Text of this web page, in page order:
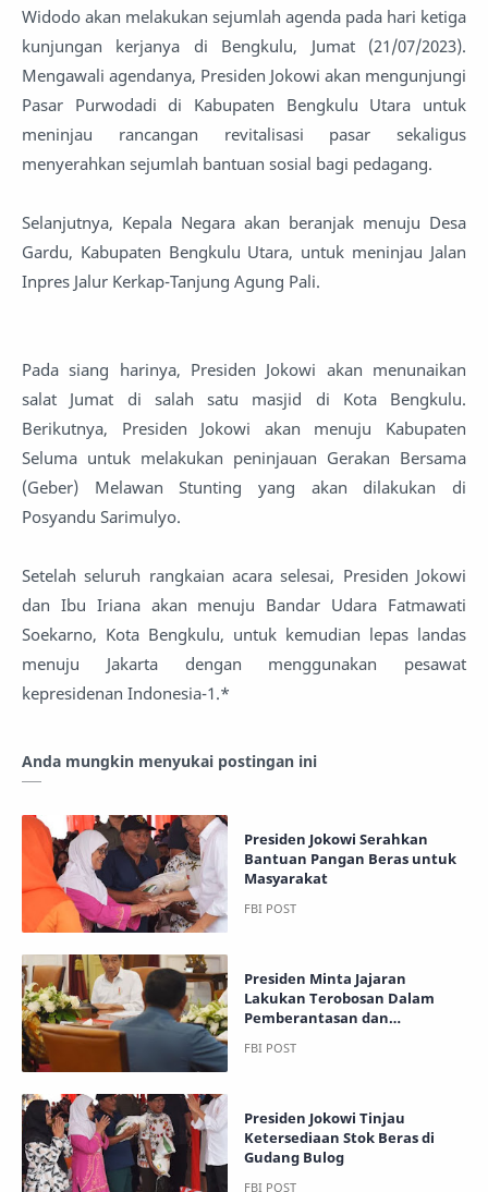
Widodo akan melakukan sejumlah agenda pada hari ketiga
kunjungan kerjanya di Bengkulu, Jumat (21/07/2023).
Mengawali agendanya, Presiden Jokowi akan mengunjungi
Pasar Purwodadi di Kabupaten Bengkulu Utara untuk
meninjau rancangan revitalisasi pasar sekaligus
menyerahkan sejumlah bantuan sosial bagi pedagang.
Selanjutnya, Kepala Negara akan beranjak menuju Desa
Gardu, Kabupaten Bengkulu Utara, untuk meninjau Jalan
Inpres Jalur Kerkap-Tanjung Agung Pali.
Pada siang harinya, Presiden Jokowi akan menunaikan
salat Jumat di salah satu masjid di Kota Bengkulu.
Berikutnya, Presiden Jokowi akan menuju Kabupaten
Seluma untuk melakukan peninjauan Gerakan Bersama
(Geber) Melawan Stunting yang akan dilakukan di
Posyandu Sarimulyo.
Setelah seluruh rangkaian acara selesai, Presiden Jokowi
dan Ibu Iriana akan menuju Bandar Udara Fatmawati
Soekarno, Kota Bengkulu, untuk kemudian lepas landas
menuju Jakarta dengan menggunakan pesawat
kepresidenan Indonesia-1.*
Anda mungkin menyukai postingan ini
Presiden Jokowi Serahkan
Bantuan Pangan Beras untuk
Masyarakat
Presiden Minta Jajaran
Lakukan Terobosan Dalam
Pemberantasan dan
Presiden Jokowi Tinjau
Ketersediaan Stok Beras di
Gudang Bulog